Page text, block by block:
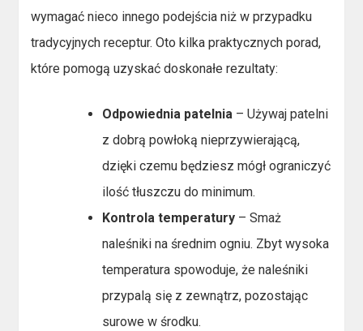
wymagać nieco innego podejścia niż w przypadku
tradycyjnych receptur. Oto kilka praktycznych porad,
które pomogą uzyskać doskonałe rezultaty:
Odpowiednia patelnia – Używaj patelni
z dobrą powłoką nieprzywierającą,
dzięki czemu będziesz mógł ograniczyć
ilość tłuszczu do minimum.
Kontrola temperatury – Smaż
naleśniki na średnim ogniu. Zbyt wysoka
temperatura spowoduje, że naleśniki
przypalą się z zewnątrz, pozostając
surowe w środku.